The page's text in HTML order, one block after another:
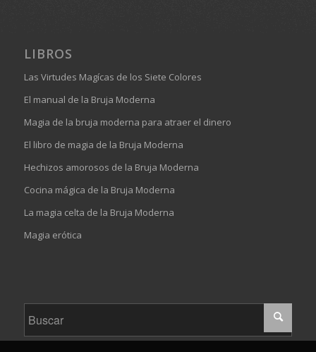
LIBROS
Las Virtudes Magícas de los Siete Colores
El manual de la Bruja Moderna
Magia de la bruja moderna para atraer el dinero
El libro de magia de la Bruja Moderna
Hechizos amorosos de la Bruja Moderna
Cocina mágica de la Bruja Moderna
La magia celta de la Bruja Moderna
Magia erótica